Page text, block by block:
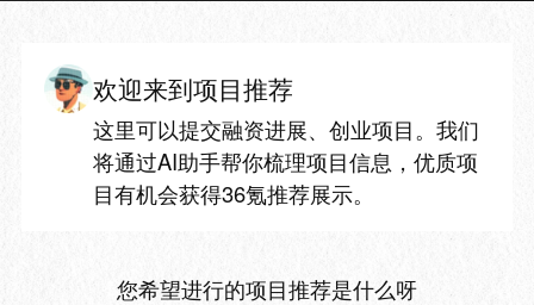
欢迎来到项目推荐
这里可以提交融资进展、创业项目。我们
将通过AI助手帮你梳理项目信息，优质项
目有机会获得36氪推荐展示。
您希望进行的项目推荐是什么呀